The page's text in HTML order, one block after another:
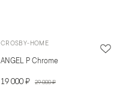
CROSBY-HOME
ANGEL P Chrome
19 000 ₽ 29 000 ₽